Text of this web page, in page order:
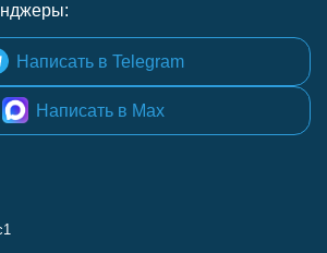
Написать в Telegram
Написать в Max